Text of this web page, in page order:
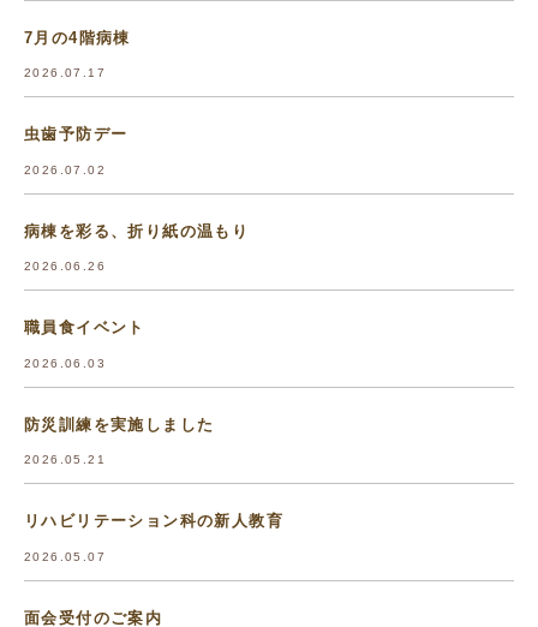
7月の4階病棟
2026.07.17
虫歯予防デー
2026.07.02
病棟を彩る、折り紙の温もり
2026.06.26
職員食イベント
2026.06.03
防災訓練を実施しました
2026.05.21
リハビリテーション科の新人教育
2026.05.07
面会受付のご案内